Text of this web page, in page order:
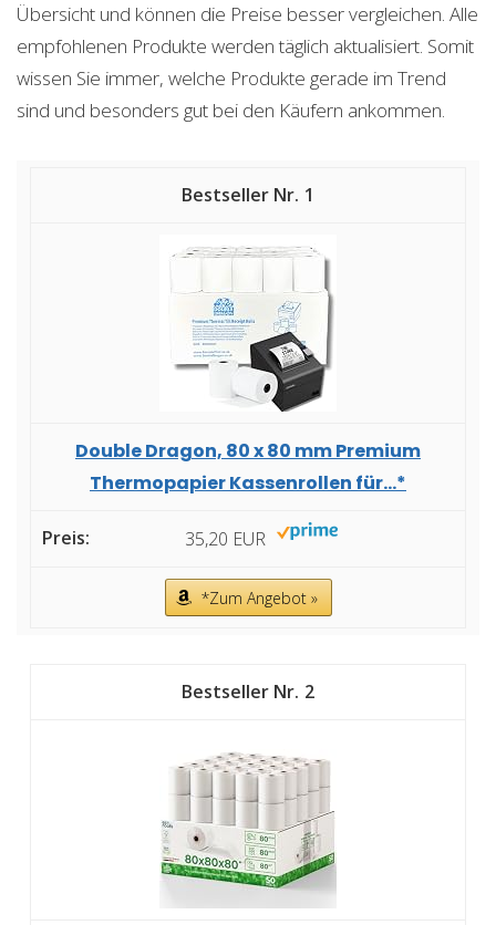
Übersicht und können die Preise besser vergleichen. Alle
empfohlenen Produkte werden täglich aktualisiert. Somit
wissen Sie immer, welche Produkte gerade im Trend
sind und besonders gut bei den Käufern ankommen.
1
Double Dragon, 80 x 80 mm Premium
Thermopapier Kassenrollen für...*
35,20 EUR
*Zum Angebot »
2